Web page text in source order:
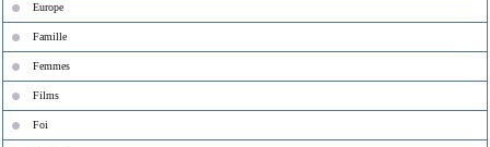
Europe
Famille
Femmes
Films
Foi